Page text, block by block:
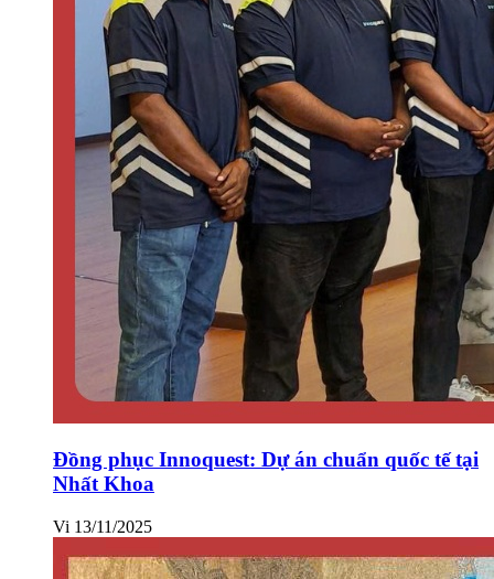
Đồng phục Innoquest: Dự án chuẩn quốc tế tại
Nhất Khoa
Vi 13/11/2025